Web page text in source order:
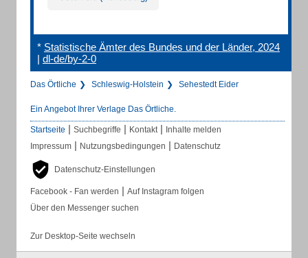
* Statistische Ämter des Bundes und der Länder, 2024
| dl-de/by-2-0
Das Örtliche Schleswig-Holstein Sehestedt Eider
Ein Angebot Ihrer Verlage Das Örtliche.
Startseite | Suchbegriffe | Kontakt | Inhalte melden
Impressum | Nutzungsbedingungen | Datenschutz
Datenschutz-Einstellungen
Facebook - Fan werden | Auf Instagram folgen
Über den Messenger suchen
Zur Desktop-Seite wechseln